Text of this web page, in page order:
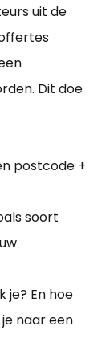
uit de
Dit doe
postcode +
soort
je? En hoe
naar een